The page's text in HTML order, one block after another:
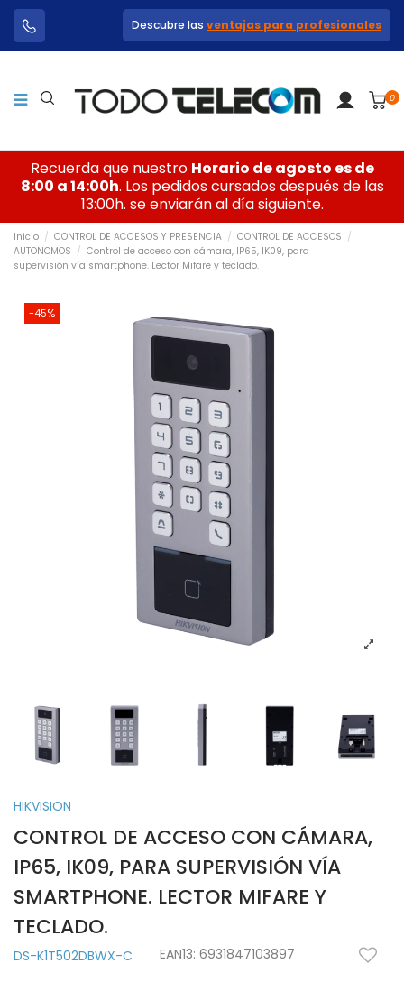
Descubre las ventajas para profesionales
0
Recuerda que nuestro Horario de agosto es de
8:00 a 14:00h. Los pedidos cursados después de las
13:00h. se enviarán al día siguiente.
Inicio CONTROL DE ACCESOS Y PRESENCIA
CONTROL DE ACCESOS
AUTONOMOS
Control de acceso con cámara, IP65, IK09, para
supervisión vía smartphone. Lector Mifare y teclado.
-45%
HIKVISION
CONTROL DE ACCESO CON CÁMARA,
IP65, IK09, PARA SUPERVISIÓN VÍA
SMARTPHONE. LECTOR MIFARE Y
TECLADO.
DS-K1T502DBWX-C EAN13: 6931847103897